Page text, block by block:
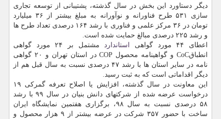
دیگر دستاورد این بخش در سال گذشته، پشتیبانی از توسعه تجاری
سازی ۵۳۱ طرح فناورانه و نوآورانه به مبلغ بیشتر از ۳۶ میلیارد
تومان در ۳۶ مرکز علمی و فناوری با رشد ۱۶۴ درصدی تعداد طرح ها
و رشد ۲۲۵ درصدی مبالغ حمایت شده است.
اعطای ۴۴ مورد گواهی
استاندارد
مشتمل بر ۲۴ مورد گواهی
انطباقCoC و گواهینامه محصول COP در استان تهران و ۲۰ گواهی
نامه در سایر استان ها با رشد ۴۷ درصدی نسبت به سال قبل هم از
دیگر اقداماتی است که به ثبت رسید.
این معاونت در سال گذشته، افزایش یا اصلاح تعرفه گمرکی ۱۹
درخواست عرضه شده از شرکتهای دانش بنیان در سال ۹۹ با رشد
۵۸ درصدی نسبت به سال ۹۸، برگزاری هفتمین نمایشگاه ایران
ساخت با حضور ۳۵۷ شرکت در عرضه بیشتر از ۹ هزار محصول و